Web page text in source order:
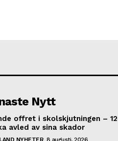
Nytt
offret i skolskjutningen –
avled av sina skador
NYHETER 8 augusti, 2026